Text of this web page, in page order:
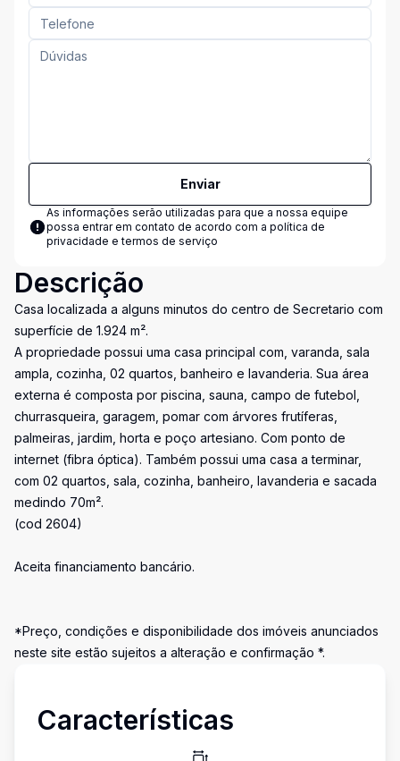
Enviar
As informações serão utilizadas para que a nossa equipe
possa entrar em contato de acordo com a política de
privacidade e termos de serviço
Descrição
Casa localizada a alguns minutos do centro de Secretario com
superfície de 1.924 m².
A propriedade possui uma casa principal com, varanda, sala
ampla, cozinha, 02 quartos, banheiro e lavanderia. Sua área
externa é composta por piscina, sauna, campo de futebol,
churrasqueira, garagem, pomar com árvores frutíferas,
palmeiras, jardim, horta e poço artesiano. Com ponto de
internet (fibra óptica). Também possui uma casa a terminar,
com 02 quartos, sala, cozinha, banheiro, lavanderia e sacada
medindo 70m².
(cod 2604)
Aceita financiamento bancário.
*Preço, condições e disponibilidade dos imóveis anunciados
neste site estão sujeitos a alteração e confirmação *.
Características